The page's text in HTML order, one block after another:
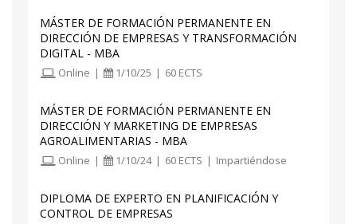
TEMA 11: FIJACIÓN DE OBJETIVOS DE
MARKETING (II)
ESTRATEGIA
TEMA 13: ESTRATEGIA DE CARTERA
POSICIONAMIENTO
MÁSTER DE FORMACIÓN PERMANENTE EN
DIRECCIÓN DE EMPRESAS Y TRANSFORMACIÓN
DIGITAL - MBA
Online | 1/10/25 | 60 ECTS
MÁSTER DE FORMACIÓN PERMANENTE EN
DIRECCIÓN Y MARKETING DE EMPRESAS
AGROALIMENTARIAS - MBA
Online | 1/10/24 | 60 ECTS | Impartiéndose
DIPLOMA DE EXPERTO EN PLANIFICACIÓN Y
CONTROL DE EMPRESAS